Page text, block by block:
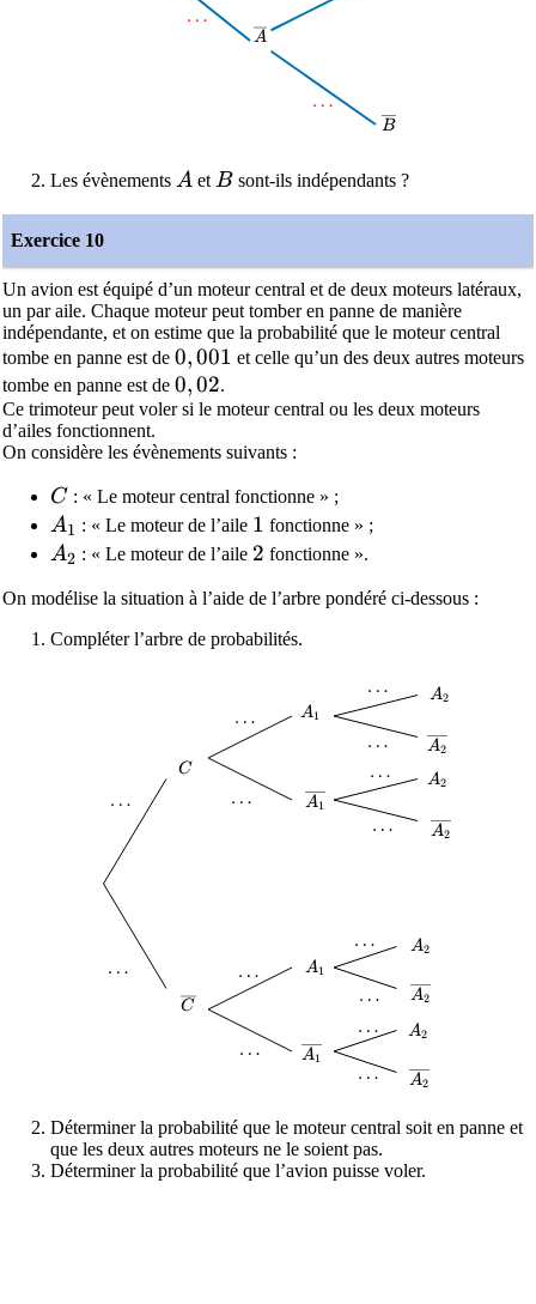
\overline{A}
A
\overline{B}
B
\dots
…
\dots
…
Les évènements A
A et B
Bsont-ils indépendants ?
Exercice 10
Un avion est équipé d’un moteur central et de deux moteurs latéraux,
un par aile. Chaque moteur peut tomber en panne de manière
indépendante, et on estime que la probabilité que le moteur central
tombe en panne est de 0,001
0,001 et celle qu’un des deux autres moteurs
tombe en panne est de 0,02
0,02.
Ce trimoteur peut voler si le moteur central ou les deux moteurs
d’ailes fonctionnent.
On considère les évènements suivants :
C
C : « Le moteur central fonctionne » ;
A_1
A1 : « Le moteur de l’aile 1
1 fonctionne » ;
A_2
A2 : « Le moteur de l’aile 2
2 fonctionne ».
On modélise la situation à l’aide de l’arbre pondéré ci-dessous :
Compléter l’arbre de probabilités.
C
C
\overline{C}
C
\overline{A_1}
A1
\overline{A_1}
A1
A2
A2
\overline{A_2}
A2
\overline{A_2}
A2
A_2
A2
A_2
A2
A_2
A2
A_2
A2
A_1
A1
A_1
A1
\dots
…
\dots
…
\dots
…
\dots
…
\dots
…
\dots
…
\dots
…
\dots
…
\dots
…
\dots
…
\dots
…
\dots
…
\dots
…
\dots
…
Déterminer la probabilité que le moteur central soit en panne et
que les deux autres moteurs ne le soient pas.
Déterminer la probabilité que l’avion puisse voler.